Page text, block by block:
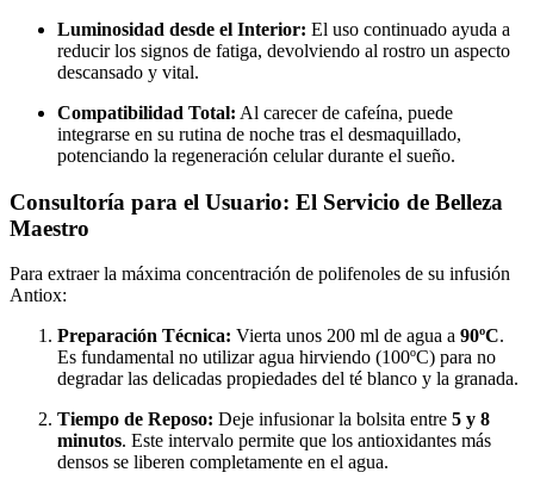
Luminosidad desde el Interior: El uso continuado ayuda a
reducir los signos de fatiga, devolviendo al rostro un aspecto
descansado y vital.
Compatibilidad Total: Al carecer de cafeína, puede
integrarse en su rutina de noche tras el desmaquillado,
potenciando la regeneración celular durante el sueño.
Consultoría para el Usuario: El Servicio de Belleza
Maestro
Para extraer la máxima concentración de polifenoles de su infusión
Antiox:
Preparación Técnica: Vierta unos 200 ml de agua a 90ºC.
Es fundamental no utilizar agua hirviendo (100ºC) para no
degradar las delicadas propiedades del té blanco y la granada.
Tiempo de Reposo: Deje infusionar la bolsita entre 5 y 8
minutos. Este intervalo permite que los antioxidantes más
densos se liberen completamente en el agua.